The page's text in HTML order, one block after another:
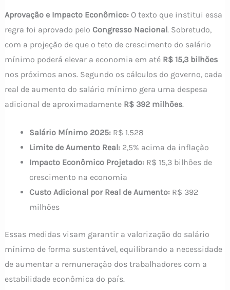
Aprovação e Impacto Econômico:O texto que institui essa
regra foi aprovado pelo Congresso Nacional. Sobretudo,
com a projeção de que o teto de crescimento do salário
mínimo poderá elevar a economia em até R$ 15,3 bilhões
nos próximos anos. Segundo os cálculos do governo, cada
real de aumento do salário mínimo gera uma despesa
adicional de aproximadamente R$ 392 milhões.
Salário Mínimo 2025:R$ 1.528
Limite de Aumento Real:2,5% acima da inflação
Impacto Econômico Projetado:R$ 15,3 bilhões de
crescimento na economia
Custo Adicional por Real de Aumento:R$ 392
milhões
Essas medidas visam garantir a valorização do salário
mínimo de forma sustentável, equilibrando a necessidade
de aumentar a remuneração dos trabalhadores com a
estabilidade econômica do país.